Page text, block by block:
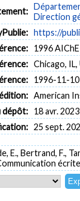
Direction
https://
1996
Chicago, IL,
1996-11-
American
dépôt: 18 avr.
25 sept.
E., Bertrand, F.,